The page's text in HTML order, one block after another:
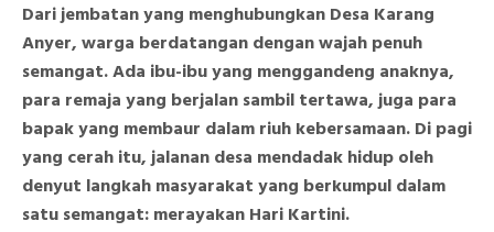
Dari jembatan yang menghubungkan Desa Karang
Anyer, warga berdatangan dengan wajah penuh
semangat. Ada ibu-ibu yang menggandeng anaknya,
para remaja yang berjalan sambil tertawa, juga para
bapak yang membaur dalam riuh kebersamaan. Di pagi
yang cerah itu, jalanan desa mendadak hidup oleh
denyut langkah masyarakat yang berkumpul dalam
satu semangat: merayakan Hari Kartini.